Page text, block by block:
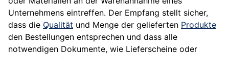
Unternehmens eintreffen. Der Empfang stellt sicher,
dass die Qualität und Menge der gelieferten Produkte
den Bestellungen entsprechen und dass alle
notwendigen Dokumente, wie Lieferscheine oder